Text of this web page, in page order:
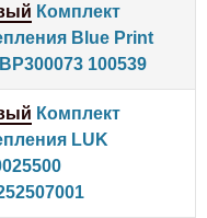
Комплект
Blue Print
100539
Комплект
LUK